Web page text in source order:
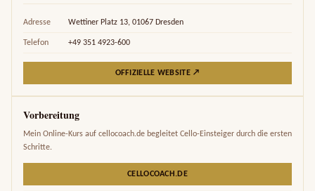
Adresse Wettiner Platz 13, 01067 Dresden
Telefon +49 351 4923-600
OFFIZIELLE WEBSITE ↗
Vorbereitung
Mein Online-Kurs auf cellocoach.de begleitet Cello-Einsteiger durch die ersten
Schritte.
CELLOCOACH.DE